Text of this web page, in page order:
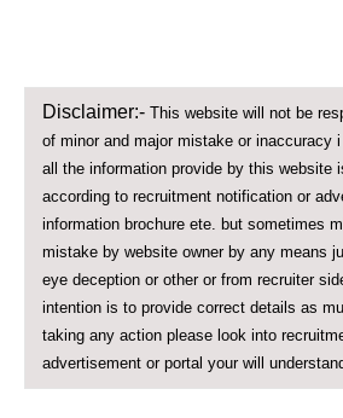
Disclaimer:-This website will not be
of minor and major mistake or inaccuracy
all the information provide by this website
according to recruitment notification or
information brochure ete. but sometimes
mistake by website owner by any means
eye deception or other or from recruiter
intention is to provide correct details as
taking any action please look into
advertisement or portal your will